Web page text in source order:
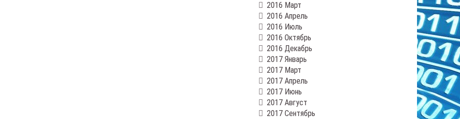
2016 Март
2016 Апрель
2016 Июль
2016 Октябрь
2016 Декабрь
2017 Январь
2017 Март
2017 Апрель
2017 Июнь
2017 Август
2017 Сентябрь